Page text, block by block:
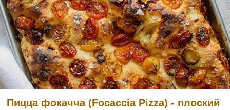
Пицца фокачча (Focaccia Pizza) - плоский